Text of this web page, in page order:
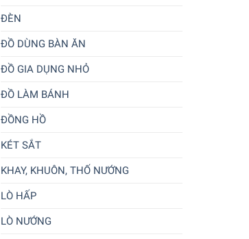
ĐÈN
ĐỒ DÙNG BÀN ĂN
ĐỒ GIA DỤNG NHỎ
ĐỒ LÀM BÁNH
ĐỒNG HỒ
KÉT SẮT
KHAY, KHUÔN, THỐ NƯỚNG
LÒ HẤP
LÒ NƯỚNG